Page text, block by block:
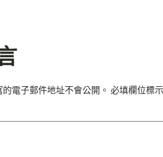
電子郵件地址不會公開。 必填欄位標